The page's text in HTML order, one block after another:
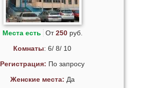
Места есть От250руб.
Комнаты: 6/ 8/ 10
Регистрация: По запросу
Женские места: Да